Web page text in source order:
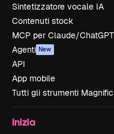
Sintetizzatore vocale IA
Contenuti stock
MCP per Claude/ChatGPT
Agenti New
API
App mobile
Tutti gli strumenti Magnific
Inizia